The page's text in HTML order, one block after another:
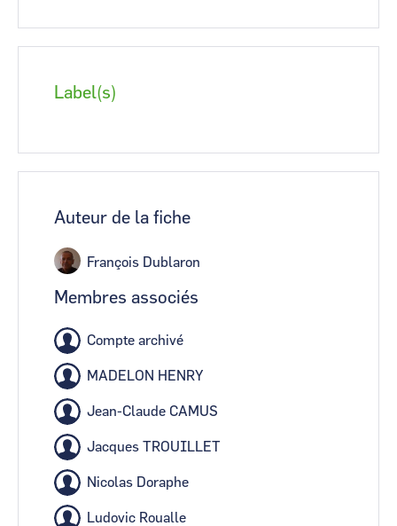
Label(s)
Auteur de la fiche
François Dublaron
Membres associés
Compte archivé
MADELON HENRY
Jean-Claude CAMUS
Jacques TROUILLET
Nicolas Doraphe
Ludovic Roualle